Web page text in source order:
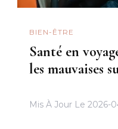
BIEN-ÊTRE
Santé en
les mauvaises
Mis À Jour Le 2026-